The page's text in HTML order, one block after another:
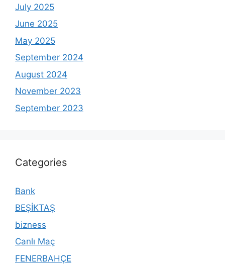
July 2025
June 2025
May 2025
September 2024
August 2024
November 2023
September 2023
Categories
Bank
BEŞİKTAŞ
bizness
Canlı Maç
FENERBAHÇE